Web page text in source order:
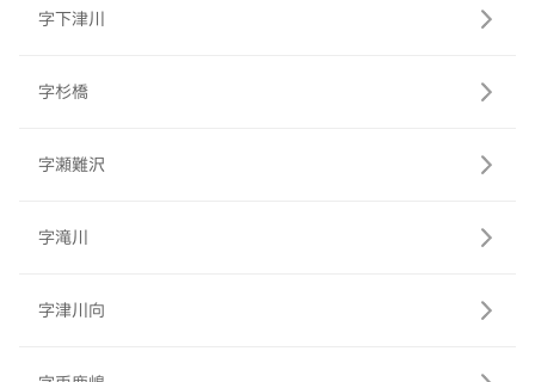
字下津川
字杉橋
字瀬難沢
字滝川
字津川向